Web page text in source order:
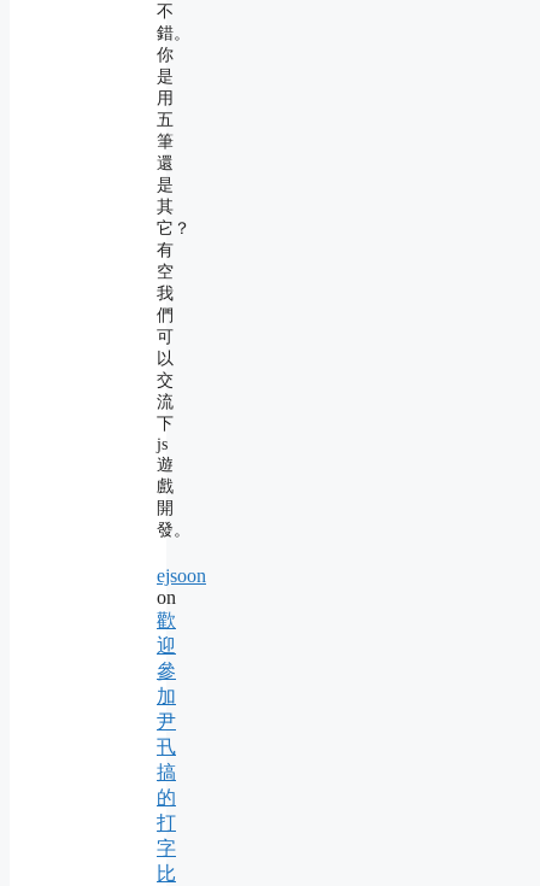
不
錯。
你
是
用
五
筆
還
是
其
它？
有
空
我
們
可
以
交
流
下
js
遊
戲
開
發。
ejsoon
on
歡
迎
參
加
尹
卂
搞
的
打
字
比